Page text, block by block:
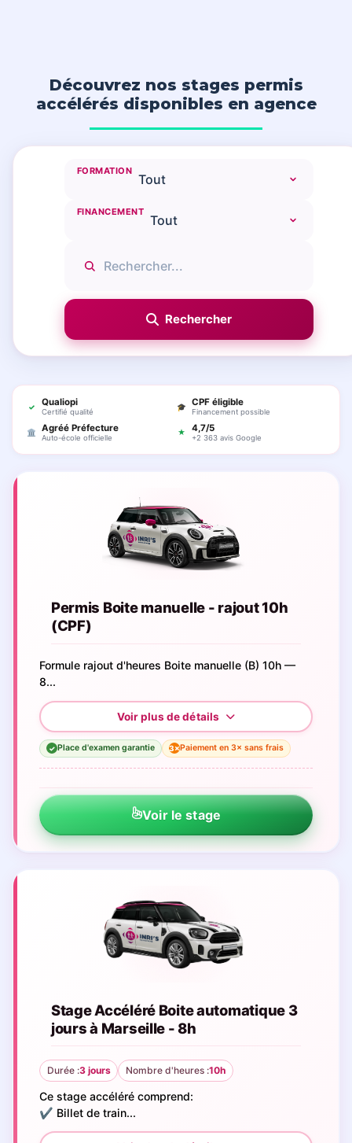
Découvrez nos stages permis
accélérés disponibles en agence
FORMATION
FINANCEMENT
✓ Qualiopi
Certifié qualité
🎓 CPF éligible
Financement possible
🏛 Agréé Préfecture
Auto-école officielle
★ 4,7/5
+2 363 avis Google
Permis Boite manuelle - rajout 10h
(CPF)
Formule rajout d'heures Boite manuelle (B) 10h —
8...
✓ Place d'examen garantie 3×Paiement en 3× sans frais
Voir le stage
Stage Accéléré Boite automatique 3
jours à Marseille - 8h
Durée :3 jours Nombre d'heures :10h
Ce stage accéléré comprend:
✔️ Billet de train...